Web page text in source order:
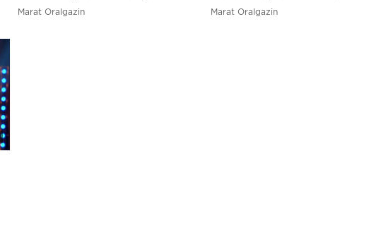
Жарасқызы - Джохан Sabirkin |
Marat Oralgazin
Жарасқызы ДЖОХАН Sabirkin |
Marat Oralgazin